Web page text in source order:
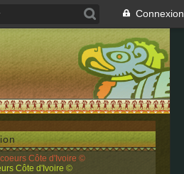
Connexion
Côte d'Ivoire ©